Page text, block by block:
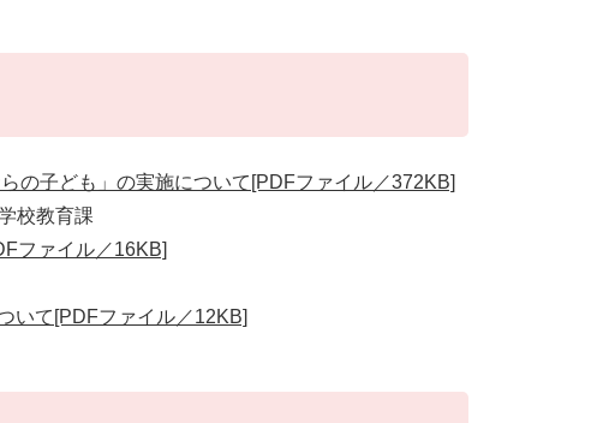
の子ども」の実施について[PDFファイル／372KB]
校教育課
ファイル／16KB]
いて[PDFファイル／12KB]